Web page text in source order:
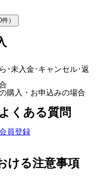
件）
･未入金･キャンセル･返
購入・お申込みの場合
くある質問
員登録
ける注意事項